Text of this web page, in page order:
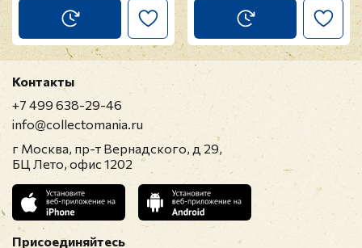
Контакты
+7 499 638-29-46
info@collectomania.ru
г Москва, пр-т Вернадского, д 29,
БЦ Лето, офис 1202
Присоединяйтесь